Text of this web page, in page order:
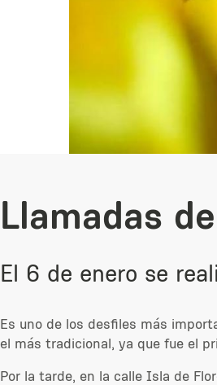
Llamadas
El 6 de enero se
Es uno de los desfiles más
el más tradicional, ya que fue el
Por la tarde, en la calle Isla de